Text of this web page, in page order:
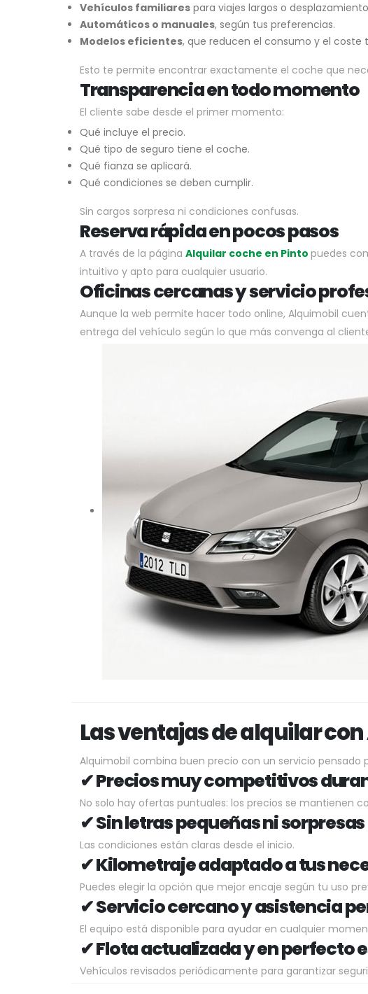
Vehículos familiares para viajes largos o
Automáticos o manuales, según tus preferencias.
Modelos eficientes, que reducen el consumo y el coste
Esto te permite encontrar exactamente el coche que
Transparencia en todo momento
El cliente sabe desde el primer momento:
Qué incluye el precio.
Qué tipo de seguro tiene el coche.
Qué fianza se aplicará.
Qué condiciones se deben cumplir.
Sin cargos sorpresa ni condiciones confusas.
Reserva rápida en pocos pasos
A través de la página Alquilar coche en Pinto puedes
intuitivo y apto para cualquier usuario.
Oficinas cercanas y servicio
Aunque la web permite hacer todo online, Alquimobil
entrega del vehículo según lo que más convenga al
Las ventajas de alquilar
Alquimobil combina buen precio con un servicio
✔ Precios muy competitivos
No solo hay ofertas puntuales: los precios se mantienen
✔ Sin letras pequeñas ni sorpresas
Las condiciones están claras desde el inicio.
✔ Kilometraje adaptado a tus
Puedes elegir la opción que mejor encaje según tu uso
✔ Servicio cercano y asistencia
El equipo está disponible para ayudar en cualquier
✔ Flota actualizada y en perfecto
Vehículos revisados periódicamente para garantizar